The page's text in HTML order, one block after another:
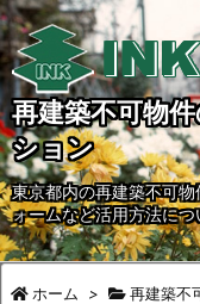
再建築不可物
ション
東京都内の再建築不可
ォームなど活用方法に
ホーム > 再建築不